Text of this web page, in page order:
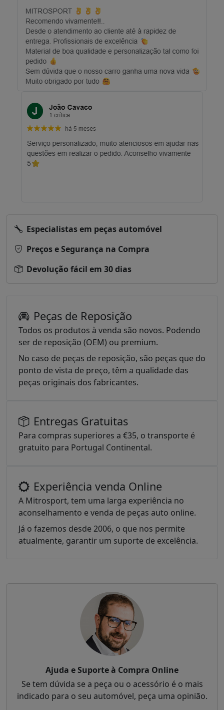
Especialistas em peças automóvel
Preços e Segurança na Compra
Devolução fácil em 30 dias
Peças de Reposição
Todos os produtos à venda são novos. Podendo
ser de reposição (OEM) ou premium.
No caso de peças de reposição, são peças que do
ponto de vista de preço, têm a qualidade das
peças originais dos fabricantes.
Entregas Gratuitas
Para compras superiores a €35, o transporte é
gratuito para Portugal Continental.
Experiência venda Online
A Mitrosport, tem uma larga experiência no
aconselhamento e venda de peças auto online.
Já o fazemos desde 2006, o que nos permite
atualmente, garantir um suporte de excelência.
Ajuda e Suporte à Compra Online
Se tem dúvida se a peça ou o acessório é o mais
indicado para o seu automóvel, peça uma opinião.